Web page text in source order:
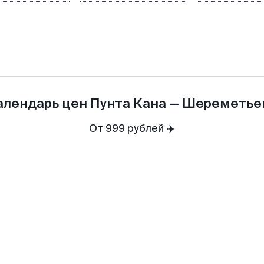
цен Пунта Кана —
От 999 рублей ✈️